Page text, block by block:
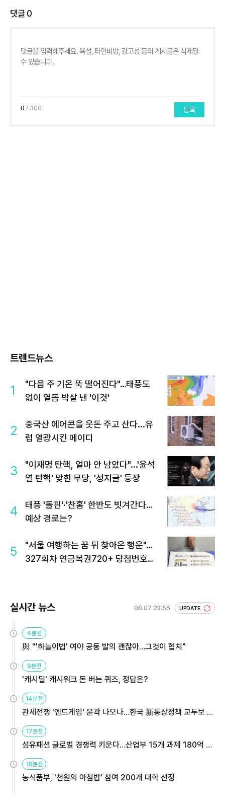
댓글0
0 / 300 등록
트렌드뉴스
1
"다음 주 기온 뚝 떨어진다"…태풍도
없이 열돔 박살 낸 '이것'
2
중국산 에어콘을 웃돈 주고 산다...유
럽 열광시킨 메이디
3
"이재명 탄핵, 얼마 안 남았다"...'윤석
열 탄핵' 맞힌 무당, '성지글' 등장
4
태풍 '돌핀'·'찬홈' 한반도 빗겨간다…
예상 경로는?
5
"서울 여행하는 꿈 뒤 찾아온 행운"…
327회차 연금복권720+ 당첨번호조
실시간 뉴스 08.07 23:56 UPDATE
4분전
與 "'하늘이법' 여야 공동 발의 괜찮아…그것이 협치"
9분전
'캐시딜' 캐시워크 돈 버는 퀴즈, 정답은?
14분전
관세전쟁 '엔드게임' 윤곽 나오나…한국 新통상정책 교두보 활
17분전
섬유패션 글로벌 경쟁력 키운다…산업부 15개 과제 180억 지
18분전
농식품부, '천원의 아침밥' 참여 200개 대학 선정